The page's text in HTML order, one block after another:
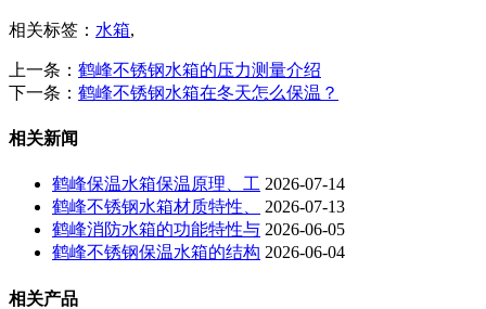
相关标签： 水箱,
上一条： 鹤峰不锈钢水箱的压力测量介绍
下一条： 鹤峰不锈钢水箱在冬天怎么保温？
相关新闻
鹤峰保温水箱保温原理、工 2026-07-14
鹤峰不锈钢水箱材质特性、
2026-07-13
鹤峰消防水箱的功能特性与 2026-06-05
鹤峰不锈钢保温水箱的结构 2026-06-04
相关产品